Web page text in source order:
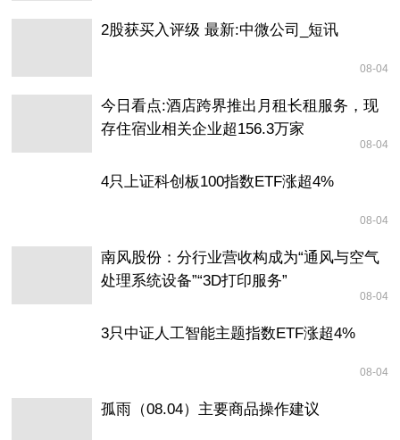
2股获买入评级 最新:中微公司_短讯
08-04
今日看点:酒店跨界推出月租长租服务，现
存住宿业相关企业超156.3万家
08-04
4只上证科创板100指数ETF涨超4%
08-04
南风股份：分行业营收构成为“通风与空气
处理系统设备”“3D打印服务”
08-04
3只中证人工智能主题指数ETF涨超4%
08-04
孤雨（08.04）主要商品操作建议